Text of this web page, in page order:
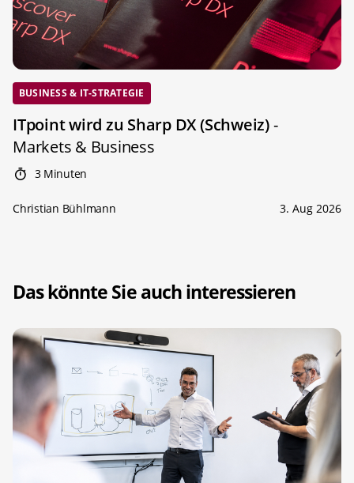
BUSINESS & IT-STRATEGIE
ITpoint wird zu Sharp DX (Schweiz)-
Markets & Business
3 Minuten
Christian Bühlmann 3. Aug 2026
Das könnte Sie auch interessieren